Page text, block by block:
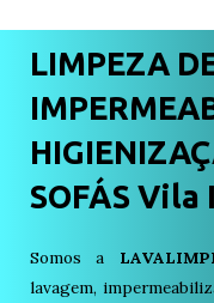
LIMPEZA
SOFÁS Vila
Somos a
lavagem,